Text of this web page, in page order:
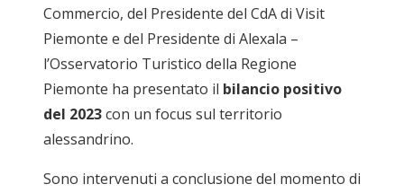
Commercio, del Presidente del CdA di Visit
Piemonte e del Presidente di Alexala –
l’Osservatorio Turistico della Regione
Piemonte ha presentato il bilancio positivo
del 2023con un focus sul territorio
alessandrino.
Sono intervenuti a conclusione del momento di